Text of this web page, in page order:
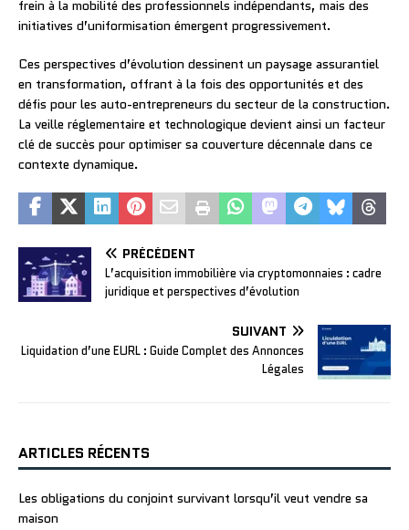
frein à la mobilité des professionnels indépendants, mais des
initiatives d’uniformisation émergent progressivement.
Ces perspectives d’évolution dessinent un paysage assurantiel
en transformation, offrant à la fois des opportunités et des
défis pour les auto-entrepreneurs du secteur de la construction.
La veille réglementaire et technologique devient ainsi un facteur
clé de succès pour optimiser sa couverture décennale dans ce
contexte dynamique.
PRÉCÉDENT
L’acquisition immobilière via cryptomonnaies : cadre
juridique et perspectives d’évolution
SUIVANT
Liquidation d’une EURL : Guide Complet des Annonces
Légales
ARTICLES RÉCENTS
Les obligations du conjoint survivant lorsqu’il veut vendre sa
maison